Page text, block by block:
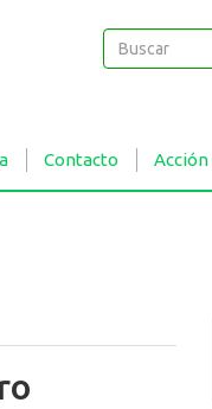
Buscar
Buscar
Contacto